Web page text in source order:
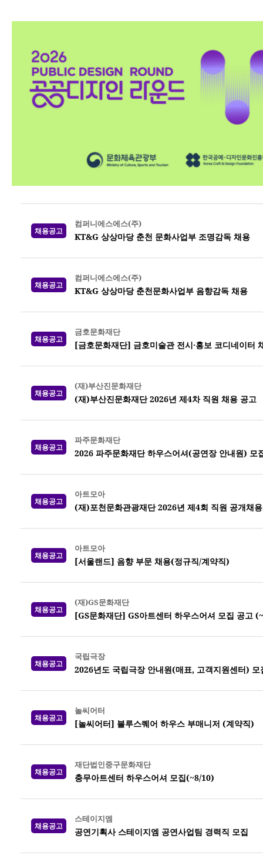
채용공고
컴퍼니에스에스(주)
KT&G 상상마당 춘천 문화사업부 조명감독 채용
채용공고
컴퍼니에스에스(주)
KT&G 상상마당 춘천문화사업부 음향감독 채용
채용공고
금호문화재단
[금호문화재단] 금호미술관 전시·홍보 코디네이터
채용공고
(재)부산진문화재단
(재)부산진문화재단 2026년 제4차 직원 채용 공고
채용공고
파주문화재단
2026 파주문화재단 하우스어셔(공연장 안내원) 모
채용공고
아트모아
(재)포천문화관광재단 2026년 제4회 직원 공개채
채용공고
아트모아
[서울랜드] 음향 부문 채용(정규직/계약직)
채용공고
(재)GS문화재단
[GS문화재단] GS아트센터 하우스어셔 모집 공고
채용공고
국립극장
2026년도 국립극장 안내원(매표, 고객지원센터)
채용공고
놀씨어터
[놀씨어터] 블루스퀘어 하우스 부매니저 (계약직)
채용공고
재단법인중구문화재단
충무아트센터 하우스어셔 모집(~8/10)
채용공고
스테이지엠
공연기획사 스테이지엠 공연사업팀 경력직 모집